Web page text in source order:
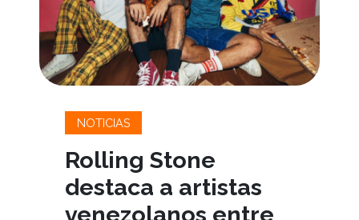
NOTICIAS
Rolling Stone
destaca a artistas
venezolanos entre